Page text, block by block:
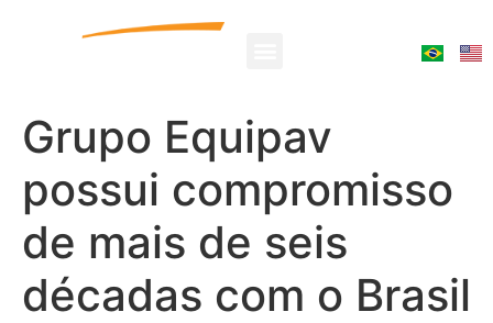
Grupo Equipav
possui compromisso
de mais de seis
décadas com o Brasil